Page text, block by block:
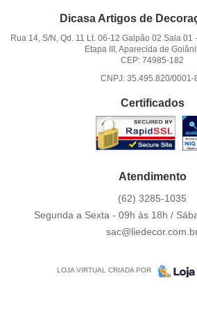
Dicasa Artigos de
Rua 14, S/N, Qd. 11 Lt. 06-12 Galpão 02 Sala 01 -
Etapa III, Aparecida de
CEP: 74985-182
CNPJ: 35.495.820/0001-
Certificados
Atendimento
(62) 3285-1035
Segunda a Sexta - 09h às 18h /
LOJA VIRTUAL CRIADA POR